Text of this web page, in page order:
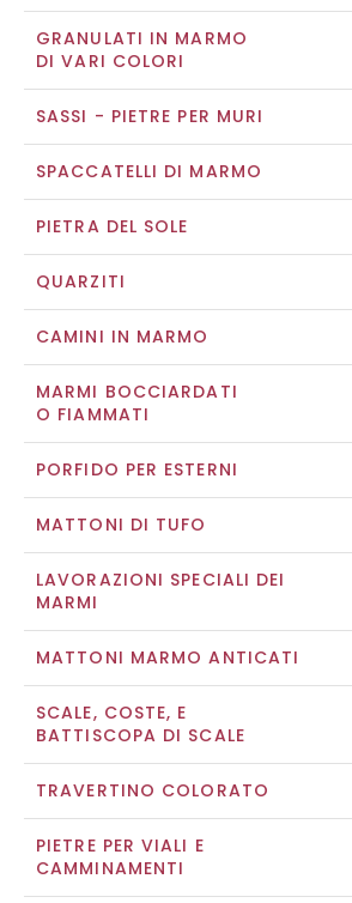
GRANULATI IN MARMO
DI VARI COLORI
SASSI - PIETRE PER MURI
SPACCATELLI DI MARMO
PIETRA DEL SOLE
QUARZITI
CAMINI IN MARMO
MARMI BOCCIARDATI
O FIAMMATI
PORFIDO PER ESTERNI
MATTONI DI TUFO
LAVORAZIONI SPECIALI DEI
MARMI
MATTONI MARMO ANTICATI
SCALE, COSTE, E
BATTISCOPA DI SCALE
TRAVERTINO COLORATO
PIETRE PER VIALI E
CAMMINAMENTI